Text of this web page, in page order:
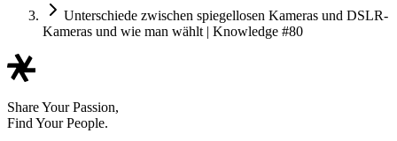
Unterschiede zwischen spiegellosen Kameras und DSLR-
Kameras und wie man wählt | Knowledge #80
Share Your Passion,
Find Your People.